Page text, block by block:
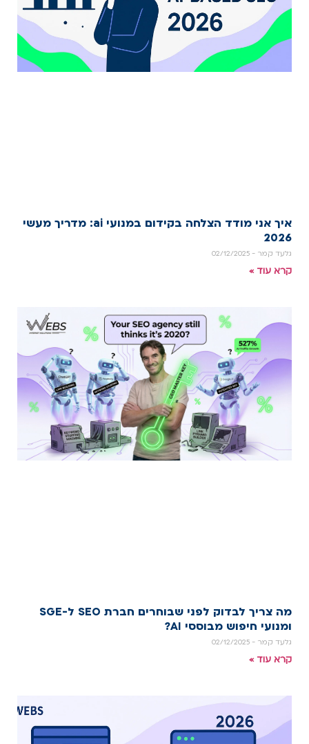
איך אני מודד הצלחה בקידום במנועי ai: מדריך מעשי
2026
גלעד קמר
קרא עוד »
מה צריך לבדוק לפני שבוחרים חברת SEO ל-SGE
ומנועי חיפוש מבוססי AI?
גלעד קמר
קרא עוד »